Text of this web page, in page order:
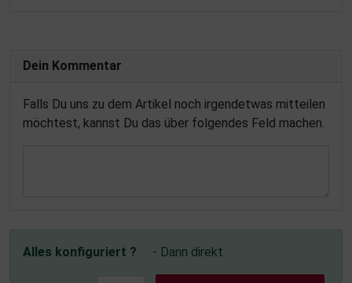
Dein Kommentar
Falls Du uns zu dem Artikel noch irgendetwas mitteilen
möchtest, kannst Du das über folgendes Feld machen.
Alles konfiguriert ? - Dann direkt